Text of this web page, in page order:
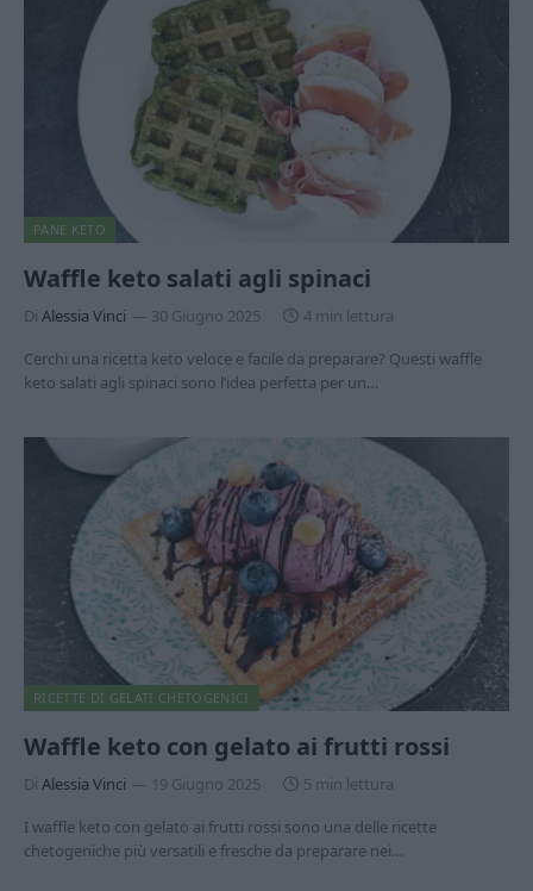
PANE KETO
Waffle keto salati agli spinaci
Di Alessia Vinci 30 Giugno 2025
4 min lettura
Cerchi una ricetta keto veloce e facile da preparare? Questi waffle
keto salati agli spinaci sono l’idea perfetta per un…
RICETTE DI GELATI CHETOGENICI
Waffle keto con gelato ai frutti rossi
Di Alessia Vinci 19 Giugno 2025
5 min lettura
I waffle keto con gelato ai frutti rossi sono una delle ricette
chetogeniche più versatili e fresche da preparare nei…